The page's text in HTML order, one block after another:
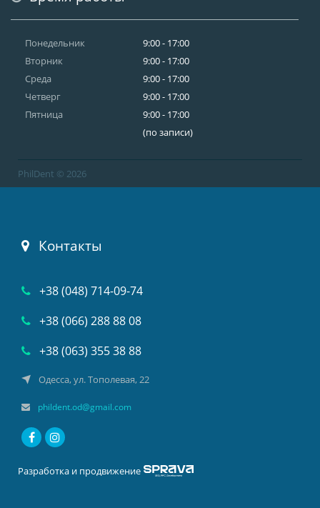
Понедельник
Вторник
Среда
Четверг
Пятница
9:00 - 17:00
9:00 - 17:00
9:00 - 17:00
9:00 - 17:00
9:00 - 17:00
(по записи)
PhilDent © 2026
Контакты
+38 (048) 714-09-74
+38 (066) 288 88 08
+38 (063) 355 38 88
Одесса, ул. Тополевая, 22
phildent.od@gmail.com
Разработка и продвижение